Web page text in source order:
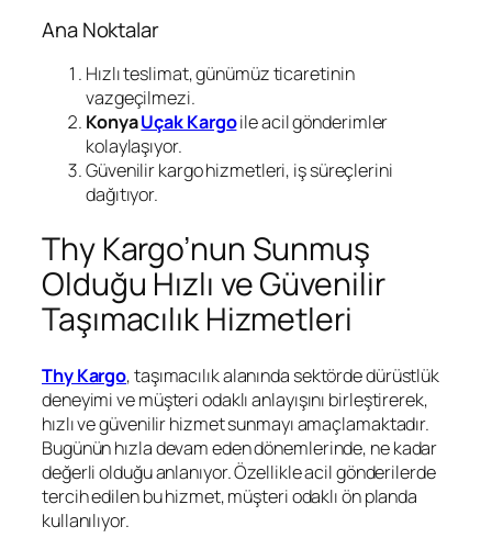
Ana Noktalar
Hızlı teslimat, günümüz ticaretinin
vazgeçilmezi.
KonyaUçak Kargoile acil gönderimler
kolaylaşıyor.
Güvenilir kargo hizmetleri, iş süreçlerini
dağıtıyor.
Thy Kargo’nun Sunmuş
Olduğu Hızlı ve Güvenilir
Taşımacılık Hizmetleri
Thy Kargo, taşımacılık alanında sektörde dürüstlük
deneyimi ve müşteri odaklı anlayışını birleştirerek,
hızlı ve güvenilir hizmet sunmayı amaçlamaktadır.
Bugünün hızla devam eden dönemlerinde, ne kadar
değerli olduğu anlanıyor. Özellikle acil gönderilerde
tercih edilen bu hizmet, müşteri odaklı ön planda
kullanılıyor.